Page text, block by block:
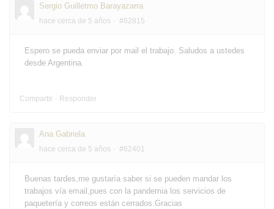
Sergio Guilletmo Barayazarra
hace cerca de 5 años #62815
Espero se pueda enviar por mail el trabajo. Saludos a ustedes
desde Argentina.
Compartir Responder
Ana Gabriela
hace cerca de 5 años #62401
Buenas tardes,me gustaría saber si se pueden mandar los
trabajos vía email,pues con la pandemia los servicios de
paquetería y correos están cerrados.Gracias